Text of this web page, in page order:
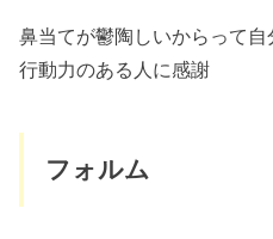
鼻当てが鬱陶しいからって
行動力のある人に感謝
フォルム